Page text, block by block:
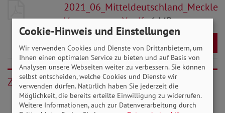
Vorpommern-X.pdf- 6 MB
Download
Zurück
Cookie-Hinweis und Einstellungen
Wir verwenden Cookies und Dienste von Drittanbietern, um
Ihnen einen optimalen Service zu bieten und auf Basis von
Analysen unsere Webseiten weiter zu verbessern. Sie können
selbst entscheiden, welche Cookies und Dienste wir
verwenden dürfen. Natürlich haben Sie jederzeit die
Möglichkeit, die bereits erteilte Einwilligung zu widerrufen.
Weitere Informationen, auch zur Datenverarbeitung durch